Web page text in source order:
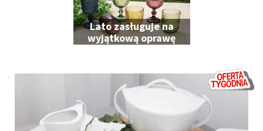
Lato zasługuje na
wyjątkową oprawę